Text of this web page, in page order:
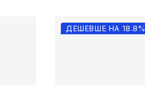
ДЕШЕВШЕ НА 18.8%